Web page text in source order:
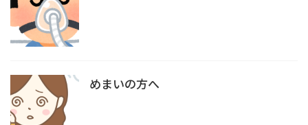
めまいの方へ